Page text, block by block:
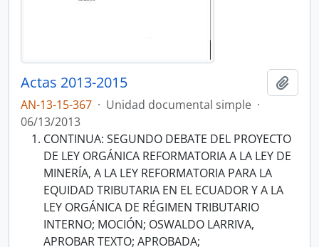
Actas 2013-2015
AN-13-15-367 · Unidad documental simple ·
06/13/2013
CONTINUA: SEGUNDO DEBATE DEL PROYECTO
DE LEY ORGÁNICA REFORMATORIA A LA LEY DE
MINERÍA, A LA LEY REFORMATORIA PARA LA
EQUIDAD TRIBUTARIA EN EL ECUADOR Y A LA
LEY ORGÁNICA DE RÉGIMEN TRIBUTARIO
INTERNO; MOCIÓN; OSWALDO LARRIVA,
APROBAR TEXTO; APROBADA;